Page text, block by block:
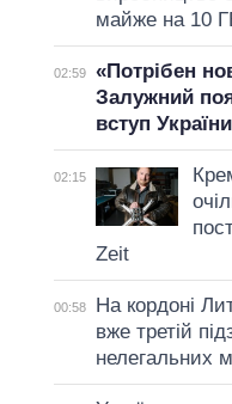
майже на 10
02:59
«Потрібен
Залужний
вступ
02:15
Zeit
00:58
На кордоні
вже третій
нелегальних